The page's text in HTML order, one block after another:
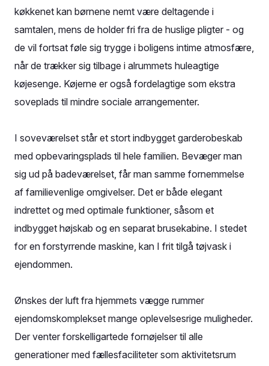
køkkenet kan børnene nemt være deltagende i
samtalen, mens de holder fri fra de huslige pligter - og
de vil fortsat føle sig trygge i boligens intime atmosfære,
når de trækker sig tilbage i alrummets huleagtige
køjesenge. Køjerne er også fordelagtige som ekstra
soveplads til mindre sociale arrangementer.
I soveværelset står et stort indbygget garderobeskab
med opbevaringsplads til hele familien. Bevæger man
sig ud på badeværelset, får man samme fornemmelse
af familievenlige omgivelser. Det er både elegant
indrettet og med optimale funktioner, såsom et
indbygget højskab og en separat brusekabine. I stedet
for en forstyrrende maskine, kan I frit tilgå tøjvask i
ejendommen.
Ønskes der luft fra hjemmets vægge rummer
ejendomskomplekset mange oplevelsesrige muligheder.
Der venter forskelligartede fornøjelser til alle
generationer med fællesfaciliteter som aktivitetsrum